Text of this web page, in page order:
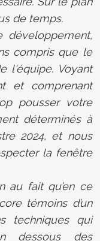
de temps.
développement,
compris que le
l'équipe. Voyant
et comprenant
pousser votre
déterminés à
2024, et nous
la fenêtre
au fait qu’en ce
témoins d’un
techniques qui
dessous des